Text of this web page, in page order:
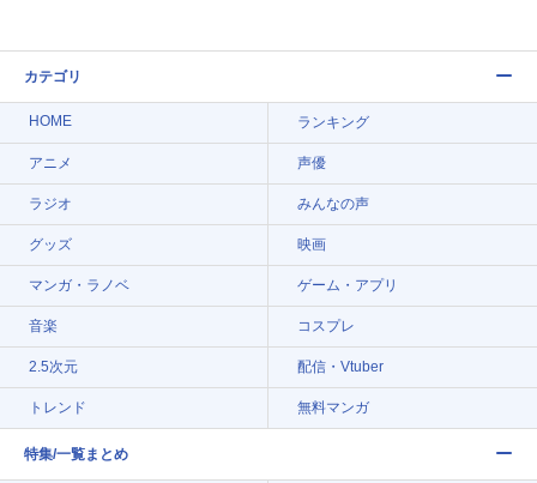
カテゴリ
HOME ランキング
アニメ 声優
ラジオ みんなの声
グッズ 映画
マンガ・ラノベ ゲーム・アプリ
音楽 コスプレ
2.5次元 配信・Vtuber
トレンド 無料マンガ
特集/一覧まとめ